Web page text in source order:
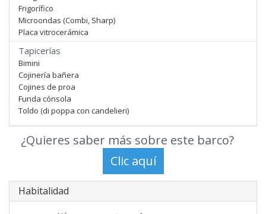
Frigorífico
Microondas (Combi, Sharp)
Placa vitrocerámica
Tapicerías
Bimini
Cojinería bañera
Cojines de proa
Funda cónsola
Toldo (di poppa con candelieri)
¿Quieres saber más sobre este barco?
Habitalidad